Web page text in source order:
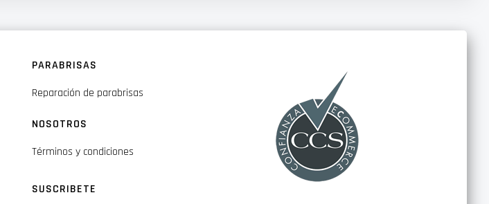
PARABRISAS
Reparación de parabrisas
NOSOTROS
Términos y condiciones
SUSCRIBETE